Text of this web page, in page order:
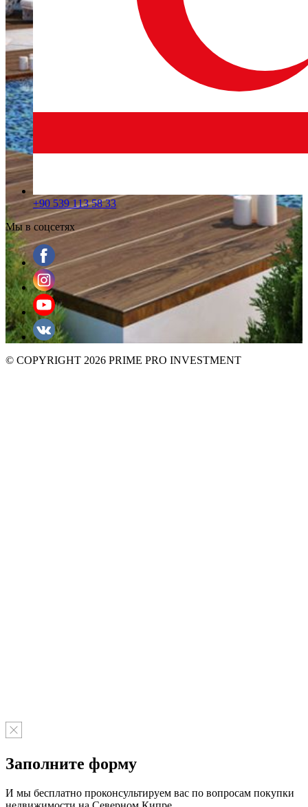
+90 539 113 58 33
Мы в соцсетях
© COPYRIGHT 2026 PRIME PRO INVESTMENT
Заполните форму
И мы бесплатно проконсультируем вас по вопросам покупки